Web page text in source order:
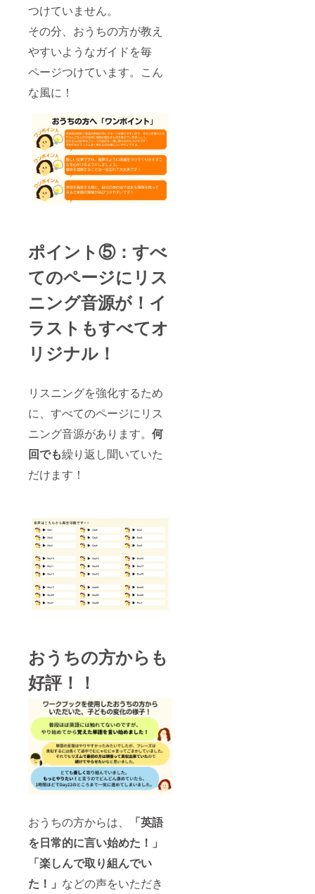
つけていません。
その分、おうちの方が教え
やすいようなガイドを毎
ページつけています。こん
な風に！
ポイント⑤：すべ
てのページにリス
ニング音源が！イ
ラストもすべてオ
リジナル！
リスニングを強化するため
に、すべてのページにリス
ニング音源があります。 何
回でも繰り返し聞いていた
だけます！
おうちの方からも
好評！！
おうちの方からは、
「英語
を日常的に言い始めた！」
「楽しんで取り組んでい
た！」 などの声をいただき